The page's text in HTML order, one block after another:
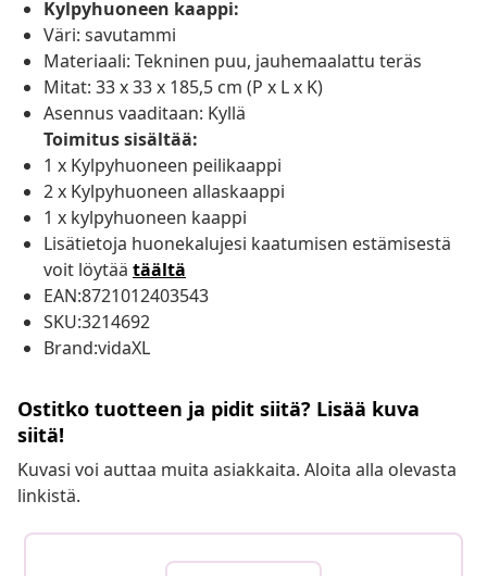
Kylpyhuoneen kaappi:
Väri: savutammi
Materiaali: Tekninen puu, jauhemaalattu teräs
Mitat: 33 x 33 x 185,5 cm (P x L x K)
Asennus vaaditaan: Kyllä
Toimitus sisältää:
1 x Kylpyhuoneen peilikaappi
2 x Kylpyhuoneen allaskaappi
1 x kylpyhuoneen kaappi
Lisätietoja huonekalujesi kaatumisen estämisestä
voit löytää täältä
EAN:8721012403543
SKU:3214692
Brand:vidaXL
Ostitko tuotteen ja pidit siitä? Lisää kuva
siitä!
Kuvasi voi auttaa muita asiakkaita. Aloita alla olevasta
linkistä.